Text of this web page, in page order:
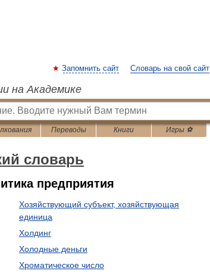
Запомнить сайт Словарь на свой сайт
на Академике
Переводы Книги Игры ⚽
словарь
предприятия
Хозяйствующий субъект, хозяйствующая
единица
Холдинг
Холодные деньги
Хроматическое число